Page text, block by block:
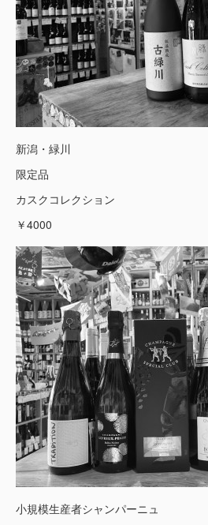
新潟・緑川
限定品
カスクコレクション
￥4000
小規模生産者シャンパーニュ